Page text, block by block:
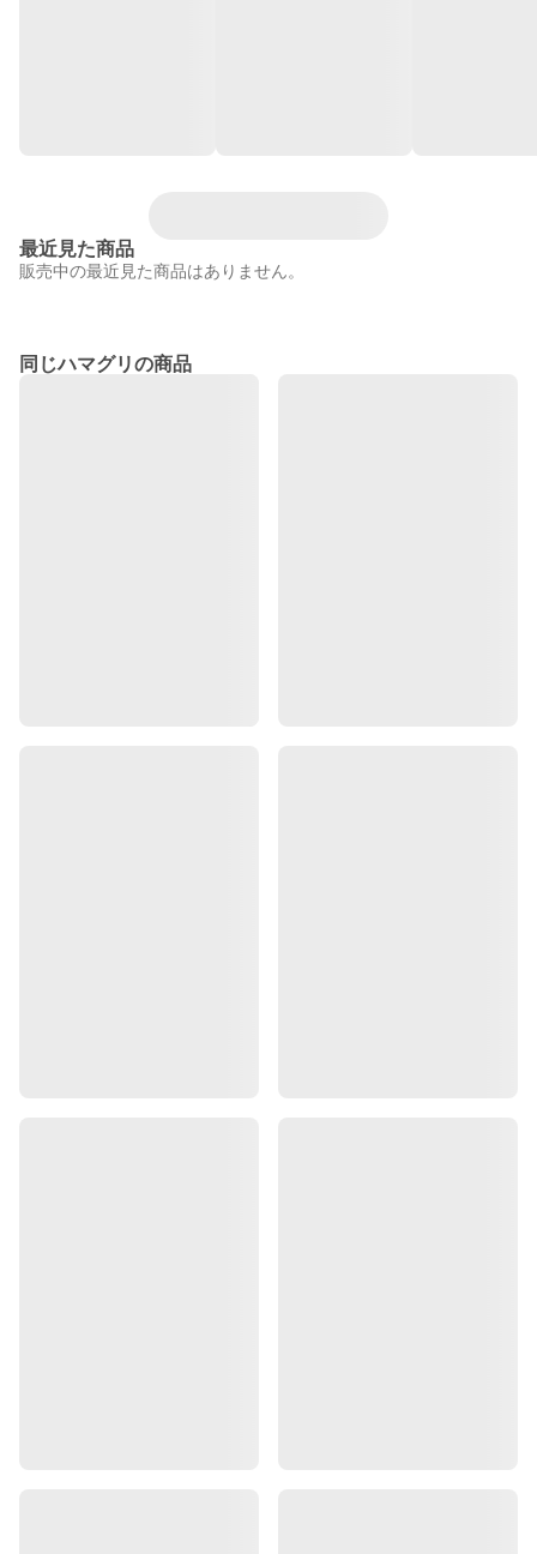
最近見た商品
販売中の最近見た商品はありません。
同じハマグリの商品